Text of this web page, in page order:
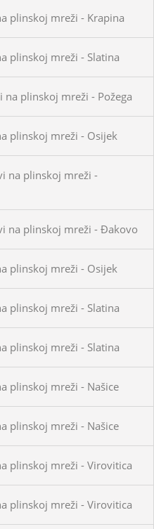
plinskoj mreži - Krapina
plinskoj mreži - Slatina
plinskoj mreži - Požega
plinskoj mreži - Osijek
na plinskoj mreži -
na plinskoj mreži - Đakovo
plinskoj mreži - Osijek
plinskoj mreži - Slatina
plinskoj mreži - Slatina
plinskoj mreži - Našice
plinskoj mreži - Našice
plinskoj mreži - Virovitica
plinskoj mreži - Virovitica